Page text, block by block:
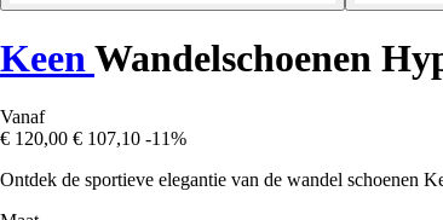
Keen Wandelschoenen
Vanaf
€ 120,00 € 107,10 -11%
Ontdek de sportieve elegantie van de wandel schoenen